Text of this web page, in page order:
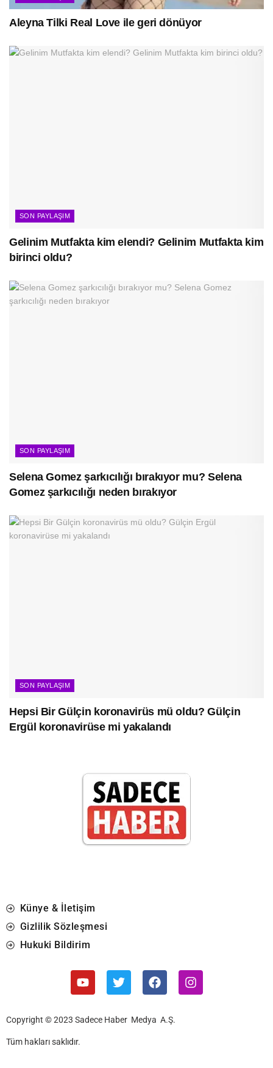
Aleyna Tilki Real Love ile geri dönüyor
SON PAYLAŞIM
Gelinim Mutfakta kim elendi? Gelinim Mutfakta kim
birinci oldu?
SON PAYLAŞIM
Selena Gomez şarkıcılığı bırakıyor mu? Selena
Gomez şarkıcılığı neden bırakıyor
SON PAYLAŞIM
Hepsi Bir Gülçin koronavirüs mü oldu? Gülçin
Ergül koronavirüse mi yakalandı
Künye & İletişim
Gizlilik Sözleşmesi
Hukuki Bildirim
Copyright © 2023 Sadece Haber Medya A.Ş.
Tüm hakları saklıdır.